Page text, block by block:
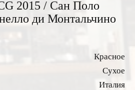
2015 / Сан Поло
ди Монтальчино
Красное
Сухое
Италия